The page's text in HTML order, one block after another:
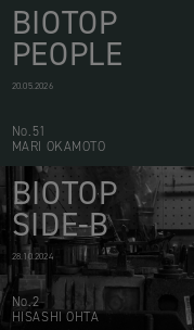
BIOTOP
PEOPLE
20.05.2026
No.51
MARI OKAMOTO
BIOTOP
SIDE-B
28.10.2024
No.2
HISASHI OHTA